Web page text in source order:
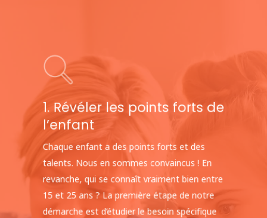
1. Révéler les points forts de
l’enfant
Chaque enfant a des points forts et des
talents. Nous en sommes convaincus ! En
revanche, qui se connaît vraiment bien entre
15 et 25 ans ? La première étape de notre
démarche est d’étudier le besoin spécifique